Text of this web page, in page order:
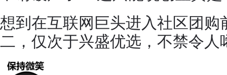
想到在互联网巨头进入社区团
二，仅次于兴盛优选，不禁令人